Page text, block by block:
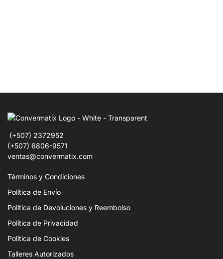
(+507) 2372952
(+507) 6806-9571
ventas@convermatix.com
Términos y Condiciones
Política de Envío
Política de Devoluciones y Reembolso
Política de Privacidad
Política de Cookies
Talleres Autorizados